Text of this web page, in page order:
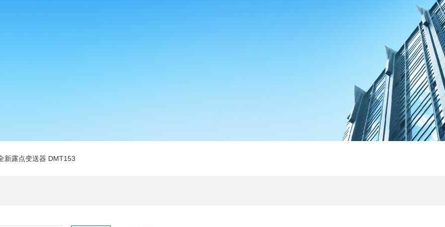
露点变送器 DMT153